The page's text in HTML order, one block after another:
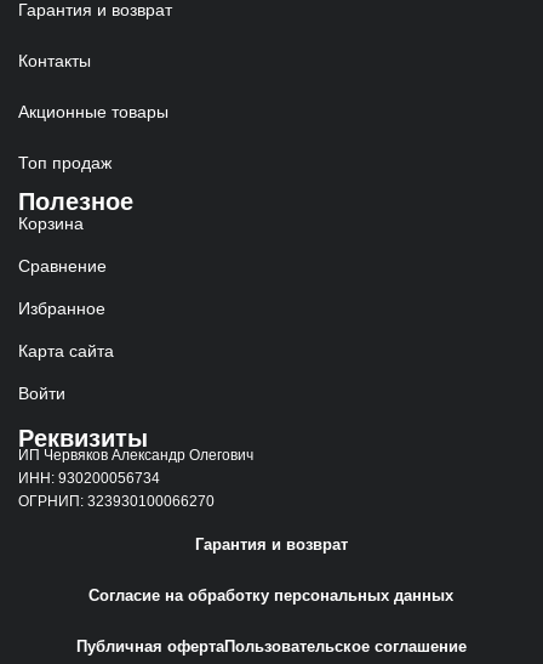
Гарантия и возврат
Контакты
Акционные товары
Топ продаж
Полезное
Корзина
Сравнение
Избранное
Карта сайта
Войти
Реквизиты
ИП Червяков Александр Олегович
ИНН: 930200056734
ОГРНИП: 323930100066270
Гарантия и возврат
Согласие на обработку персональных данных
Публичная офертаПользовательское соглашение